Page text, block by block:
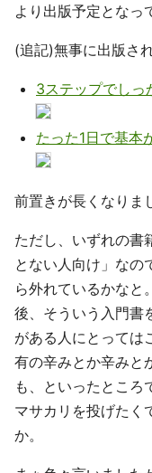
より出版予定となっ
(追記)無事に出版さ
3ステップでしっ
たった1日で基本
前置きが長くなりま
ただし、いずれの書
とない人向け」なの
ら外れているかなと
後、そういう入門書
がある人にとっては
有の辛みとか辛みと
も、といったところ
マサカリを投げたく
か。